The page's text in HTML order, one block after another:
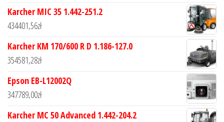
Karcher MIC 35 1.442-251.2
434401,56zł
Karcher KM 170/600 R D 1.186-127.0
354581,28zł
Epson EB-L12002Q
347789,00zł
Karcher MC 50 Advanced 1.442-204.2